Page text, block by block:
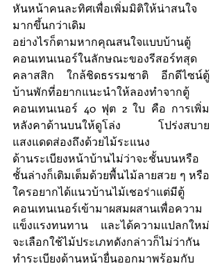
หันหน้าคนละทิศเพื่อเพิ่มมิติให้น่าสนใจ
มากขึ้นกว่าเดิม
อย่างไรก็ตามหากคุณสนใจแบบบ้านตู้
คอนเทนเนอร์ในลักษณะของรีสอร์ทสุด
คลาสสิก ใกล้ชิดธรรมชาติ อีกดีไซน์ตู้
บ้านพักที่อยากแนะนำให้ลองทำจากตู้
คอนเทนเนอร์ 40 ฟุต 2 ใบ คือ การเพิ่ม
หลังคาด้านบนให้ดูโล่ง โปร่งสบาย
แสงแดดส่องถึงด้วยไม้ระแนง
ด้านระเบียงหน้าบ้านไม่ว่าจะชั้นบนหรือ
ชั้นล่างก็เติมเต็มด้วยพื้นไม้ลายสวย ๆ หรือ
ใครอยากได้แนวบ้านไม้เชอร่าแต่มีตู้
คอนเทนเนอร์เข้ามาผสมผสานเพื่อความ
แข็งแรงทนทาน และได้ความแปลกใหม่
จะเลือกใช้ไม้ประเภทดังกล่าวก็ไม่ว่ากัน
ทำระเบียงด้านหน้ายื่นออกมาพร้อมกับ